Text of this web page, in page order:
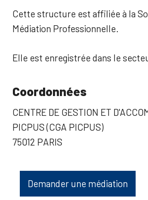
Cette structure est affiliée à la
Médiation Professionnelle.
Elle est enregistrée dans le
Coordonnées
CENTRE DE GESTION ET
PICPUS (CGA PICPUS)
75012 PARIS
Demander une médiation